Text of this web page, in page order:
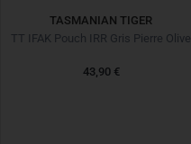
TASMANIAN TIGER
TT IFAK Pouch IRR Gris Pierre Olive
43,90 €